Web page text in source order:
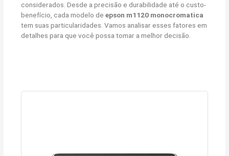
considerados. Desde a precisão e durabilidade até o custo-
benefício, cada modelo deepson m1120 monocromatica
tem suas particularidades. Vamos analisar esses fatores em
detalhes para que você possa tomar a melhor decisão.